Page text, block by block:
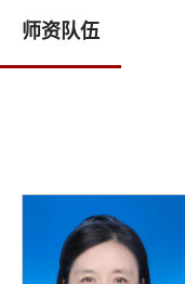
师资队伍